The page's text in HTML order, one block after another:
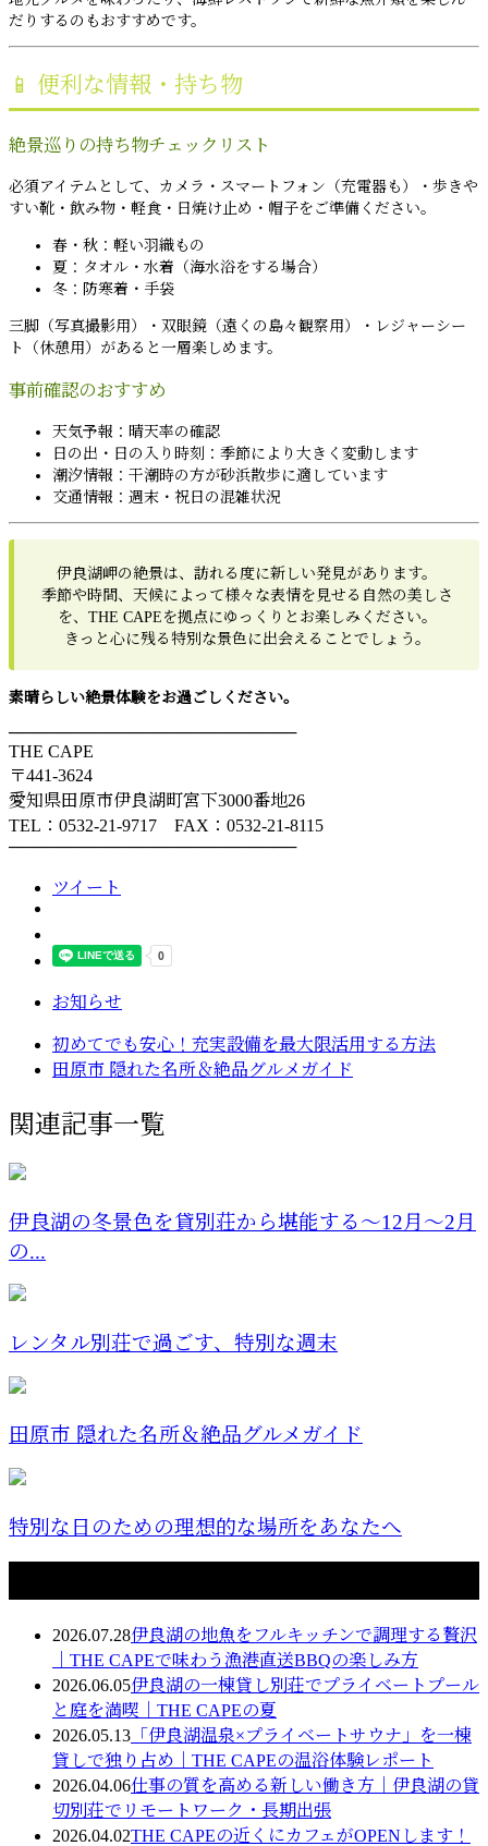
だりするのもおすすめです。
📱 便利な情報・持ち物
絶景巡りの持ち物チェックリスト
必須アイテムとして、カメラ・スマートフォン（充電器も）・歩きや
すい靴・飲み物・軽食・日焼け止め・帽子をご準備ください。
春・秋：軽い羽織もの
夏：タオル・水着（海水浴をする場合）
冬：防寒着・手袋
三脚（写真撮影用）・双眼鏡（遠くの島々観察用）・レジャーシー
ト（休憩用）があると一層楽しめます。
事前確認のおすすめ
天気予報：晴天率の確認
日の出・日の入り時刻：季節により大きく変動します
潮汐情報：干潮時の方が砂浜散歩に適しています
交通情報：週末・祝日の混雑状況
伊良湖岬の絶景は、訪れる度に新しい発見があります。
季節や時間、天候によって様々な表情を見せる自然の美しさ
を、THE CAPEを拠点にゆっくりとお楽しみください。
きっと心に残る特別な景色に出会えることでしょう。
素晴らしい絶景体験をお過ごしください。
────────────────────────
THE CAPE
〒441-3624
愛知県田原市伊良湖町宮下3000番地26
TEL：0532-21-9717 FAX：0532-21-8115
────────────────────────
ツイート
お知らせ
初めてでも安心！充実設備を最大限活用する方法
田原市 隠れた名所＆絶品グルメガイド
関連記事一覧
伊良湖の冬景色を貸別荘から堪能する〜12月～2月
の...
レンタル別荘で過ごす、特別な週末
田原市 隠れた名所＆絶品グルメガイド
特別な日のための理想的な場所をあなたへ
2026.07.28伊良湖の地魚をフルキッチンで調理する贅沢
｜THE CAPEで味わう漁港直送BBQの楽しみ方
2026.06.05伊良湖の一棟貸し別荘でプライベートプール
と庭を満喫｜THE CAPEの夏
2026.05.13 「伊良湖温泉×プライベートサウナ」を一棟
貸しで独り占め｜THE CAPEの温浴体験レポート
2026.04.06仕事の質を高める新しい働き方｜伊良湖の貸
切別荘でリモートワーク・長期出張
2026.04.02THE CAPEの近くにカフェがOPENします！